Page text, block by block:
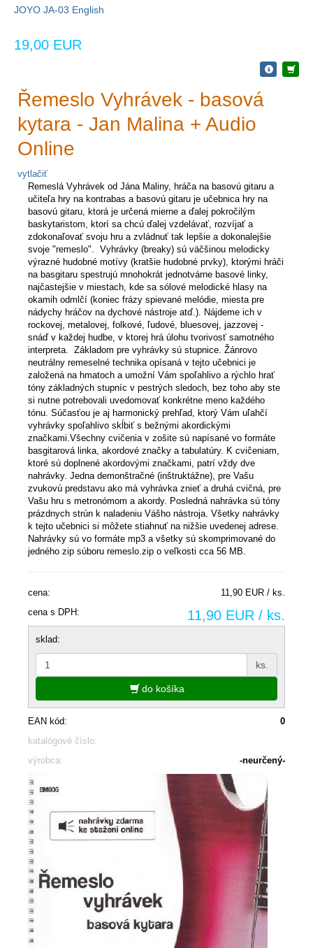
JOYO JA-03 English
19,00 EUR
Řemeslo Vyhrávek - basová
kytara - Jan Malina + Audio
Online
vytlačiť
Remeslá Vyhrávek od Jána Maliny, hráča na basovú gitaru a
učiteľa hry na kontrabas a basovú gitaru je učebnica hry na
basovú gitaru, ktorá je určená mierne a ďalej pokročilým
baskytaristom, ktorí sa chcú ďalej vzdelávať, rozvíjať a
zdokonaľovať svoju hru a zvládnuť tak lepšie a dokonalejšie
svoje "remeslo". Vyhrávky (breaky) sú väčšinou melodicky
výrazné hudobné motívy (kratšie hudobné prvky), ktorými hráči
na basgitaru spestrujú mnohokrát jednotvárne basové linky,
najčastejšie v miestach, kde sa sólové melodické hlasy na
okamih odmlčí (koniec frázy spievané melódie, miesta pre
nádychy hráčov na dychové nástroje atď.). Nájdeme ich v
rockovej, metalovej, folkové, ľudové, bluesovej, jazzovej -
snáď v každej hudbe, v ktorej hrá úlohu tvorivosť samotného
interpreta. Základom pre vyhrávky sú stupnice. Žánrovo
neutrálny remeselné technika opísaná v tejto učebnici je
založená na hmatoch a umožní Vám spoľahlivo a rýchlo hrať
tóny základných stupníc v pestrých sledoch, bez toho aby ste
si nutne potrebovali uvedomovať konkrétne meno každého
tónu. Súčasťou je aj harmonický prehľad, ktorý Vám uľahčí
vyhrávky spoľahlivo skĺbiť s bežnými akordickými
značkami.Všechny cvičenia v zošite sú napísané vo formáte
basgitarová linka, akordové značky a tabulatúry. K cvičeniam,
ktoré sú doplnené akordovými značkami, patrí vždy dve
nahrávky. Jedna demonštračné (inštruktážne), pre Vašu
zvukovú predstavu ako má vyhrávka znieť a druhá cvičná, pre
Vašu hru s metronómom a akordy. Posledná nahrávka sú tóny
prázdnych strún k naladeniu Vášho nástroja. Všetky nahrávky
k tejto učebnici si môžete stiahnuť na nižšie uvedenej adrese.
Nahrávky sú vo formáte mp3 a všetky sú skomprimované do
jedného zip súboru remeslo.zip o veľkosti cca 56 MB.
cena:
11,90 EUR / ks.
cena s DPH:
11,90 EUR / ks.
sklad:
ks.
do košíka
EAN kód:
0
katalógové číslo:
výrobca:
-neurčený-